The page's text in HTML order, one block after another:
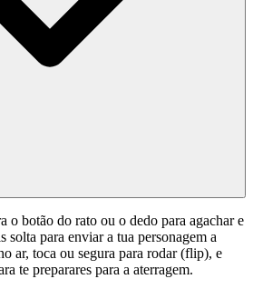
o botão do rato ou o dedo para agachar e
solta para enviar a tua personagem a
ar, toca ou segura para rodar (flip), e
te preparares para a aterragem.